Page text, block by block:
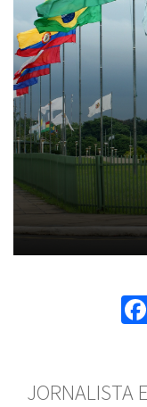
JORNALISTA